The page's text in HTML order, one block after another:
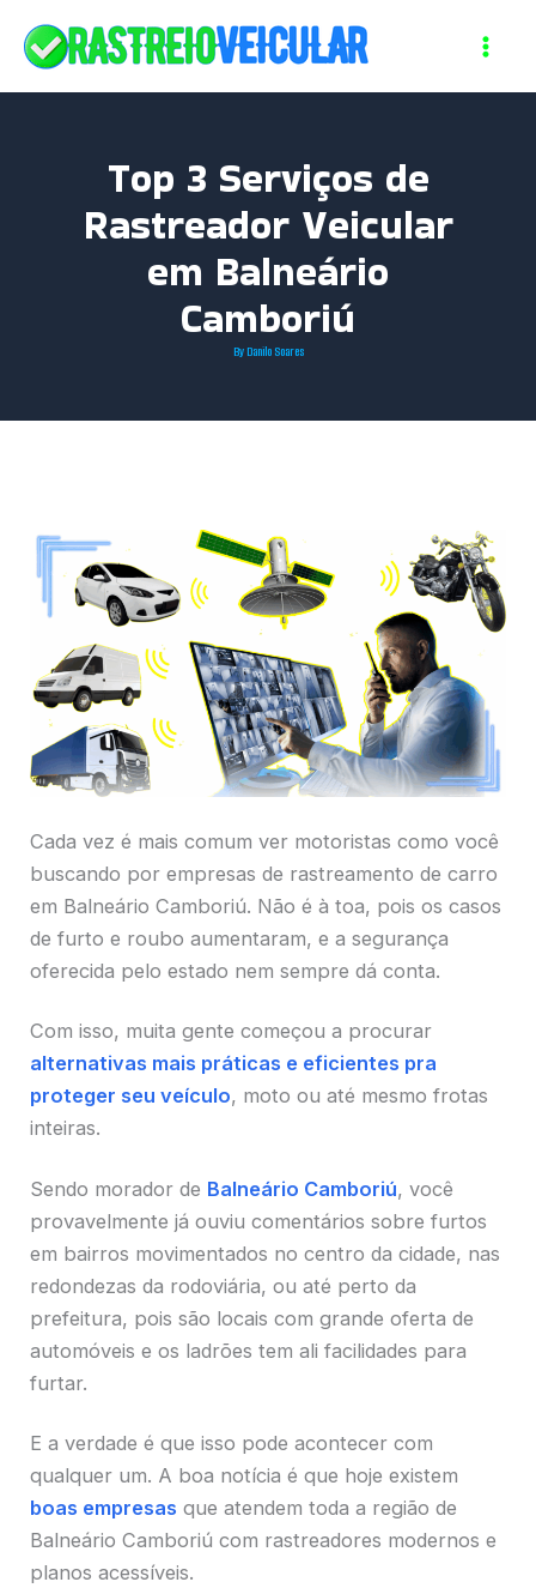
Top 3 Serviços de
Rastreador Veicular
em Balneário
Camboriú
ByDanilo Soares
Cada vez é mais comum ver motoristas como você
buscando por empresas de rastreamento de carro
em Balneário Camboriú. Não é à toa, pois os casos
de furto e roubo aumentaram, e a segurança
oferecida pelo estado nem sempre dá conta.
Com isso, muita gente começou a procurar
alternativas mais práticas e eficientes pra
proteger seu veículo, moto ou até mesmo frotas
inteiras.
Sendo morador de Balneário Camboriú, você
provavelmente já ouviu comentários sobre furtos
em bairros movimentados no centro da cidade, nas
redondezas da rodoviária, ou até perto da
prefeitura, pois são locais com grande oferta de
automóveis e os ladrões tem ali facilidades para
furtar.
E a verdade é que isso pode acontecer com
qualquer um. A boa notícia é que hoje existem
boas empresas que atendem toda a região de
Balneário Camboriú com rastreadores modernos e
planos acessíveis.